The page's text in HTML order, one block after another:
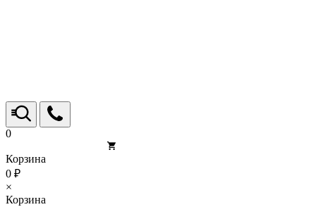
0
Корзина
0 ₽
×
Корзина